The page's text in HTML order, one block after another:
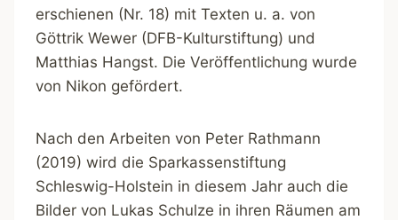
erschienen (Nr. 18) mit Texten u. a. von
Göttrik Wewer (DFB-Kulturstiftung) und
Matthias Hangst. Die Veröffentlichung wurde
von Nikon gefördert.
Nach den Arbeiten von Peter Rathmann
(2019) wird die Sparkassenstiftung
Schleswig-Holstein in diesem Jahr auch die
Bilder von Lukas Schulze in ihren Räumen am